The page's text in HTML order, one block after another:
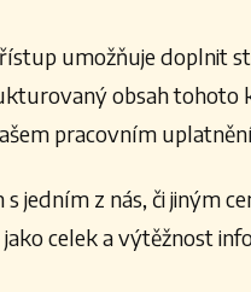
umožňuje doplnit
obsah tohoto
pracovním uplatnění
jedním z nás, či jiným
celek a výtěžnost